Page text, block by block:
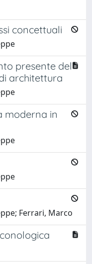
concettuali
presente del
architettura
moderna in
Ferrari, Marco